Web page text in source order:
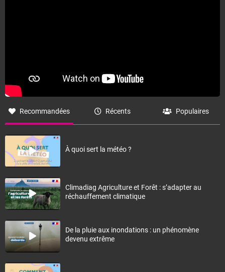
Recommandées Récents Populaires
À quoi sert la météo ?
Climadiag Agriculture et Forêt : s’adapter au
réchauffement climatique
De la pluie aux inondations : un phénomène
devenu extrême